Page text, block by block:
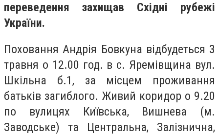
переведення захищав Східні рубежі
України.
Поховання Андрія Бовкуна відбудеться 3
травня о 12.00 год. в с. Яремівщина вул.
Шкільна б.1, за місцем проживання
батьків загиблого. Живий коридор о 9.20
по вулицях Київська, Вишнева (м.
Заводське) та Центральна, Залізнична,